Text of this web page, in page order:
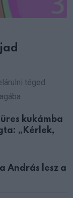
téged.
kukámba
„Kérlek,
András lesz a